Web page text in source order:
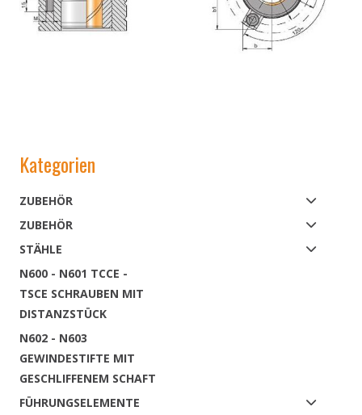
Kategorien
ZUBEHÖR
ZUBEHÖR
STÄHLE
N600 - N601 TCCE -
TSCE SCHRAUBEN MIT
DISTANZSTÜCK
N602 - N603
GEWINDESTIFTE MIT
GESCHLIFFENEM SCHAFT
FÜHRUNGSELEMENTE